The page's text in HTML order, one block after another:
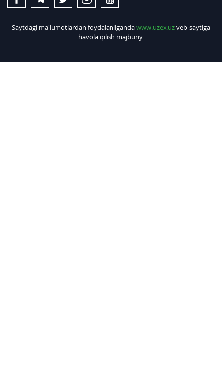
Saytdagi ma'lumotlardan foydalanilgandawww.uzex.uzveb-saytiga
havola qilish majburiy.